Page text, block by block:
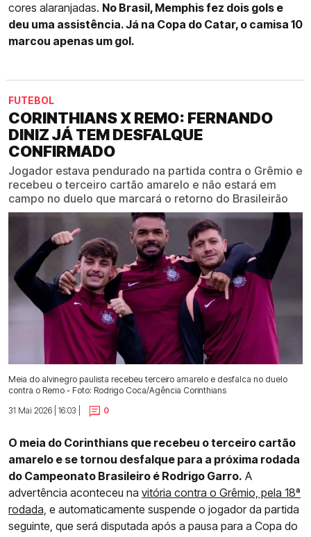
cores alaranjadas. No Brasil, Memphis fez dois gols e
deu uma assistência. Já na Copa do Catar, o camisa 10
marcou apenas um gol.
FUTEBOL
CORINTHIANS X REMO: FERNANDO
DINIZ JÁ TEM DESFALQUE
CONFIRMADO
Jogador estava pendurado na partida contra o Grêmio e
recebeu o terceiro cartão amarelo e não estará em
campo no duelo que marcará o retorno do Brasileirão
Meia do alvinegro paulista recebeu terceiro amarelo e desfalca no duelo
contra o Remo - Foto: Rodrigo Coca/Agência Corinthians
31 Mai 2026 | 16:03 |
0
O meia do Corinthians que recebeu o terceiro cartão
amarelo e se tornou desfalque para a próxima rodada
do Campeonato Brasileiro é Rodrigo Garro. A
advertência aconteceu na vitória contra o Grêmio, pela 18ª
rodada, e automaticamente suspende o jogador da partida
seguinte, que será disputada após a pausa para a Copa do